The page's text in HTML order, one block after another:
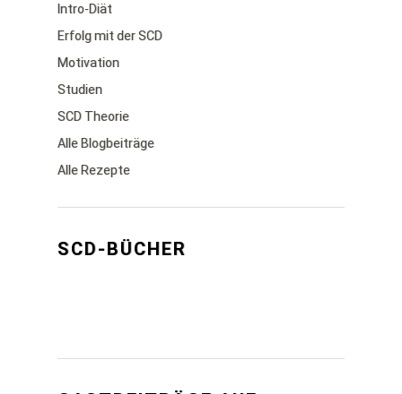
Intro-Diät
Erfolg mit der SCD
Motivation
Studien
SCD Theorie
Alle Blogbeiträge
Alle Rezepte
SCD-BÜCHER